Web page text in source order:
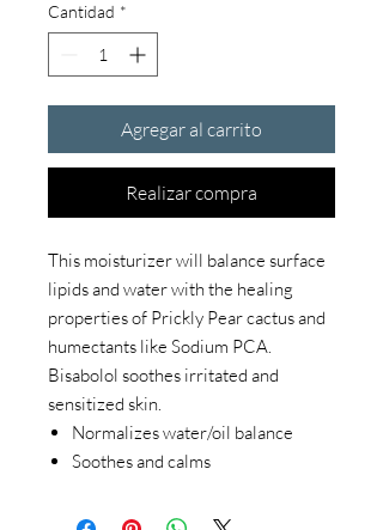
Cantidad *
Agregar al carrito
Realizar compra
This moisturizer will balance surface
lipids and water with the healing
properties of Prickly Pear cactus and
humectants like Sodium PCA.
Bisabolol soothes irritated and
sensitized skin.
Normalizes water/oil balance
Soothes and calms